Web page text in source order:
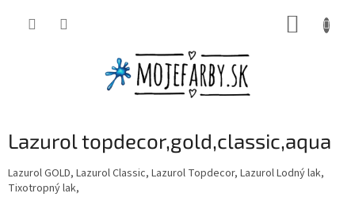
Lazurol topdecor,gold,classic,aqua
Lazurol GOLD, Lazurol Classic, Lazurol Topdecor, Lazurol Lodný lak,
Tixotropný lak,